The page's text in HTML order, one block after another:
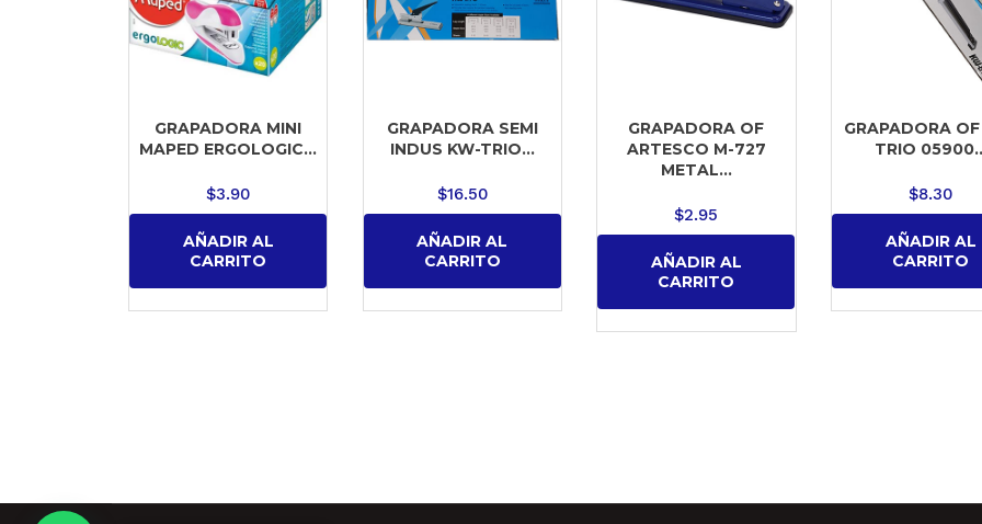
GRAPADORA MINI
MAPED ERGOLOGIC...
$3.90
AÑADIR AL
CARRITO
GRAPADORA SEMI
INDUS KW-TRIO...
$16.50
AÑADIR AL
CARRITO
GRAPADORA OF
ARTESCO M-727
METAL...
$2.95
AÑADIR AL
CARRITO
GRAPADORA
TRIO
$8.30
AÑADIR AL
CARRITO